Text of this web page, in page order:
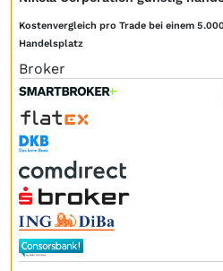
Kostenvergleich pro Trade bei einem
Handelsplatz
Broker